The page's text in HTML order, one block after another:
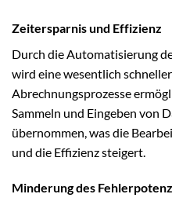
Zeitersparnis und Effizienz
Durch die Automatisierung
wird eine wesentlich
Abrechnungsprozesse
Sammeln und Eingeben von
übernommen, was die
und die Effizienz steigert.
Minderung des